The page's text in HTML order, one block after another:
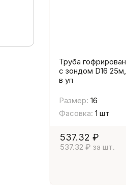
Труба
с зондом D16
в уп
Размер: 16
Фасовка: 1 шт
537.32 ₽
537.32 ₽ за шт.